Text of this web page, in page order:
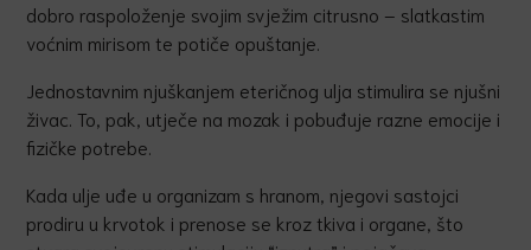
dobro raspoloženje svojim svježim citrusno – slatkastim
voćnim mirisom te potiče opuštanje.
Jednostavnim njuškanjem eteričnog ulja stimulira se njušni
živac. To, pak, utječe na mozak i pobuđuje razne emocije i
fizičke potrebe.
Kada ulje uđe u organizam s hranom, njegovi sastojci
prodiru u krvotok i prenose se kroz tkiva i organe, što